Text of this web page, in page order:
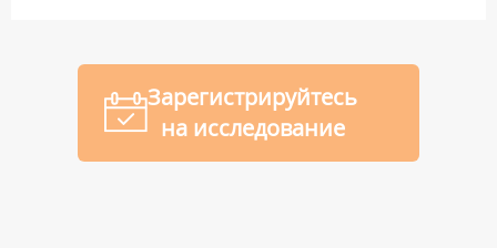
Зарегистрируйтесь
на исследование